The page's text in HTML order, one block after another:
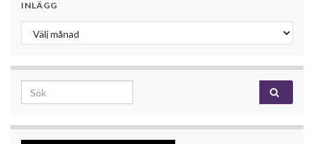
INLÄGG
Inlägg
Search for: